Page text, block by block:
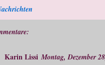
Karin Lissi Montag, Dezember